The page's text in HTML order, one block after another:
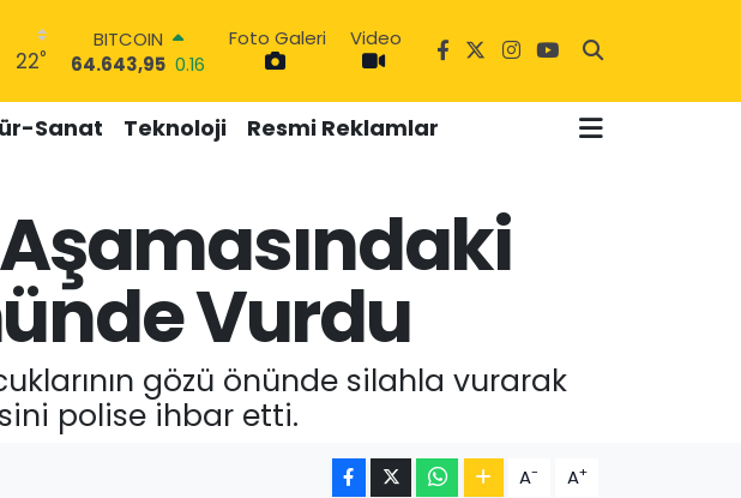
22°
BITCOIN
64.643,95 0.16
47,6704
EURO
GRAM ALTIN
6500.87
0.12
BİST100
13.799 70
Foto Galeri Video
Sanat Teknoloji Resmi Reklamlar
Vurdu
gözü önünde silahla vurarak
polise ihbar etti.
A- A+